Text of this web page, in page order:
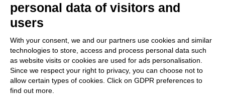
MENTIONS LÉGALES
Politiques de confidentialité
Security Policy
Documentation contractuelle et RGPD
Conditions générales de livraison
personal data of visitors and
users
With your consent, we and our partners use cookies and similar
technologies to store, access and process personal data such
as website visits or cookies are used for ads personalisation.
Since we respect your right to privacy, you can choose not to
allow certain types of cookies. Click on GDPR preferences to
find out more.